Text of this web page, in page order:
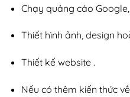
Chạy quảng cáo
Thiết hình ảnh, design
Thiết kế website .
Nếu có thêm kiến thức